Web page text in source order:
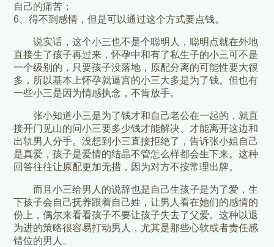
自己的痛苦；
6、得不到感情，但是可以通过这个方式要点钱。
说实话，这个小三也不是个聪明人，聪明点就在外地
直接生了孩子再过来，怀孕中和有了私生子的小三可不是
一个级别的，只要孩子没落地，原配分离的可能性要大很
多，所以基本上怀孕就逼宫的小三大多是为了钱。但也有
一些小三是因为情感执念，不肯放手。
张小知道小三是为了钱才和自己老公在一起的，就直
接开门见山的问小三要多少钱才能解决、才能离开这边和
出轨男人分手。没想到小三直接拒绝了，告诉张小姐自己
是真爱，孩子是爱情的结晶不管怎么样都会生下来。这种
回答往往让原配更加无措，因为对方不按常理出牌。
而且小三给男人的说辞也是自己生孩子是为了爱，生
下孩子会自己抚养跟着自己姓，让男人看在她们的感情的
份上，偶尔来看看孩子不要让孩子失去了父爱。这种以退
为进的策略很容易打动男人，尤其是那些心软或者责任感
错位的男人。